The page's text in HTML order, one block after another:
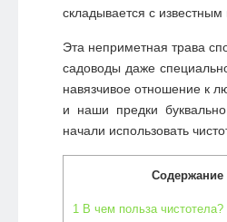
складывается с известным
Эта неприметная трава
садоводы даже
навязчивое отношение к
и наши предки
начали использовать
Содержание
1В чем польза чистотела?